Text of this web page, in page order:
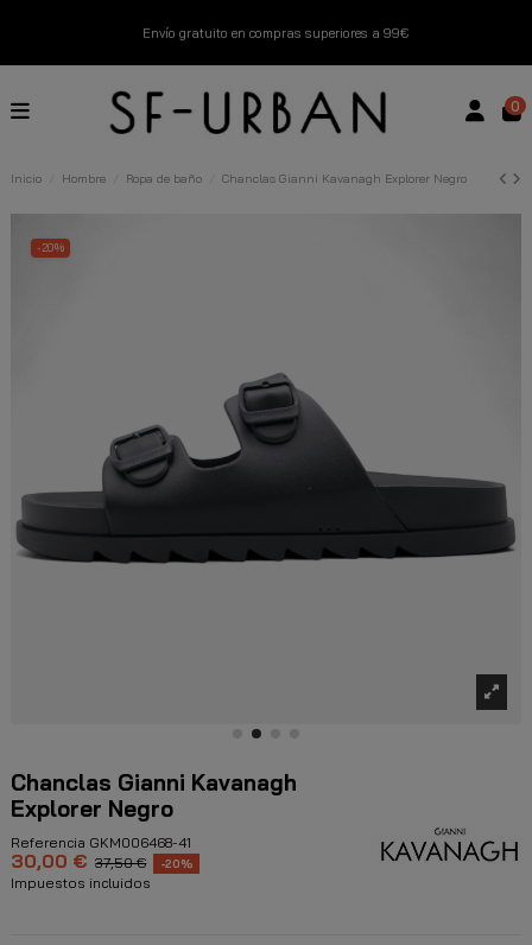
Envío gratuito en compras superiores a 99€
Nuevos productos disponibles esta semana
0
Inicio Hombre Ropa de baño Chanclas Gianni Kavanagh Explorer Negro
-20%
Chanclas Gianni Kavanagh
Explorer Negro
Referencia GKM006468-41
30,00 € 37,50 € -20%
Impuestos incluidos